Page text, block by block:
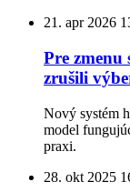
21. apr 2026
Pre zmenu
zrušili
Nový systém
model
praxi.
28. okt 2025